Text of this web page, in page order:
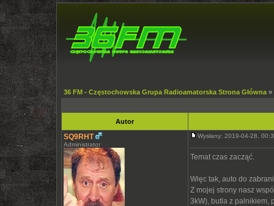
36 FM - Częstochowska Grupa Radioamatorska Strona Główna »
Autor
SQ9RHT
Administrator
Wysłany: 2019-04-28,
Temat czas zacząć.
Więc tak, auto do
Z mojej strony nasz
3kW), butla z palnikiem,